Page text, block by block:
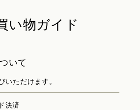
い物ガイド
いて
いただけます。
決済